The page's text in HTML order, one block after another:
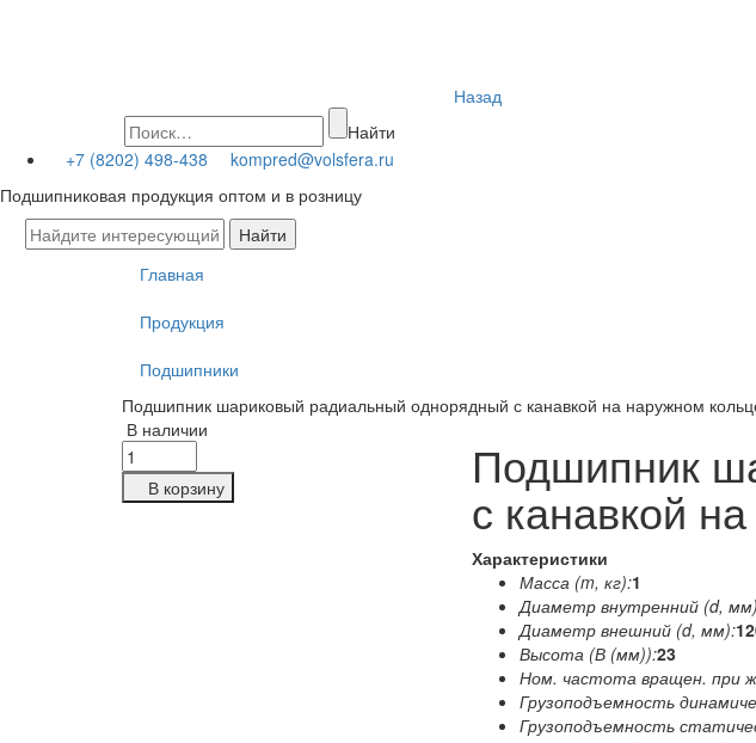
Назад
Найти
+7 (8202) 498-438
kompred@volsfera.ru
Подшипниковая продукция оптом и в розницу
Главная
Продукция
Подшипники
Подшипник шариковый радиальный однорядный с канавкой на наружном
В наличии
В корзину Подшипник
с канавкой
Характеристики
Масса (m, кг):1
Диаметр внутренний (d,
Диаметр внешний (d, мм):
Высота (В (мм)):23
Ном. частота вращен. при
Грузоподъемность
Грузоподъемность